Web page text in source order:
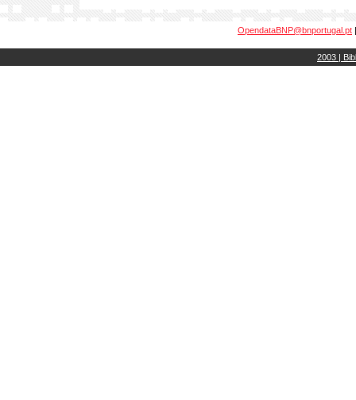
OpendataBNP@bnportugal.pt
2003 |